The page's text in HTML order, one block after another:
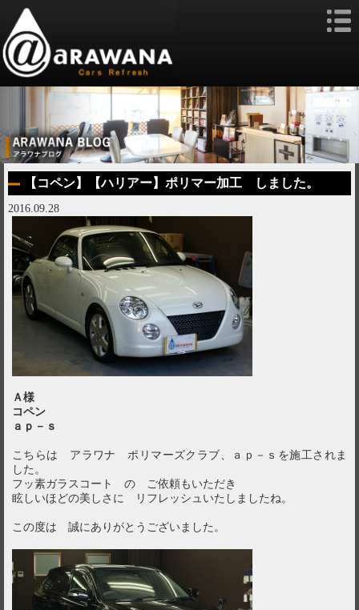
【コペン】【ハリアー】ポリマー加工 しました。
2016.09.28
Ａ様
コペン
ａｐ－ｓ
こちらは アラワナ ポリマーズクラブ、ａｐ－ｓを施工されま
した。
フッ素ガラスコート の ご依頼もいただき
眩しいほどの美しさに リフレッシュいたしましたね。
この度は 誠にありがとうございました。